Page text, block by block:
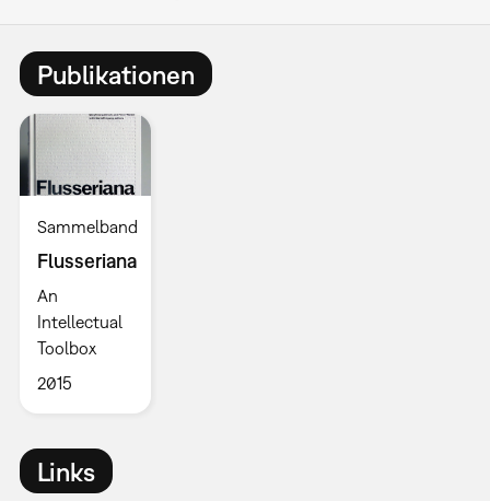
Publikationen
Sammelband
Flusseriana
An
Intellectual
Toolbox
2015
Links